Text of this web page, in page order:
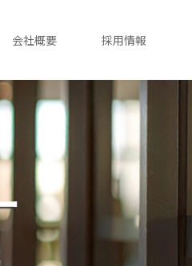
会社概要 採用情報